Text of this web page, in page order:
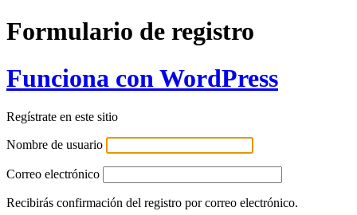
Formulario de registro
Funciona con WordPress
Regístrate en este sitio
Nombre de usuario
Correo electrónico
Recibirás confirmación del registro por correo electrónico.